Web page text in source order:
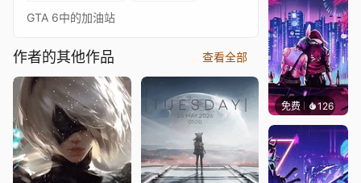
GTA 6中的加油站
作者的其他作品 查看全部
免费 126鲨鲨啊